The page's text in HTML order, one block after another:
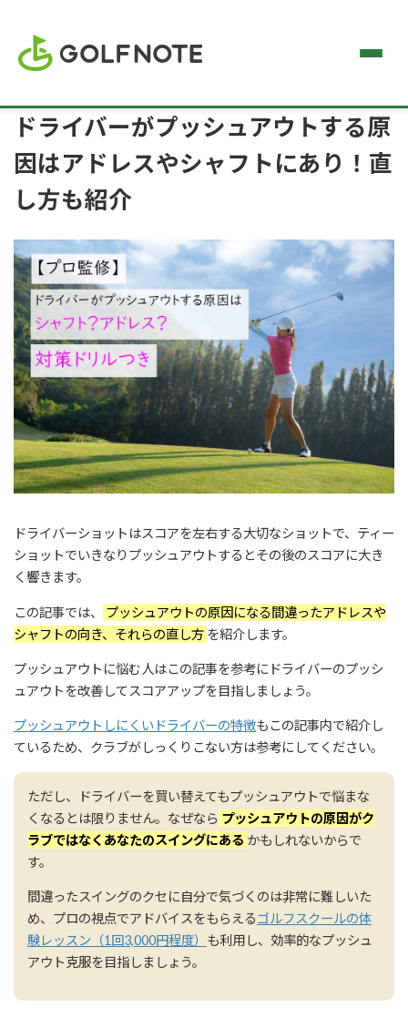
ドライバーがプッシュアウトする原
因はアドレスやシャフトにあり！直
し方も紹介
ドライバーショットはスコアを左右する大切なショットで、ティー
ショットでいきなりプッシュアウトするとその後のスコアに大き
く響きます。
この記事では、
プッシュアウトの原因になる間違ったアドレスや
シャフトの向き、それらの直し方 を紹介します。
プッシュアウトに悩む人はこの記事を参考にドライバーのプッシ
ュアウトを改善してスコアアップを目指しましょう。
プッシュアウトしにくいドライバーの特徴もこの記事内で紹介し
ているため、クラブがしっくりこない方は参考にしてください。
ただし、ドライバーを買い替えてもプッシュアウトで悩まな
くなるとは限りません。なぜなら プッシュアウトの原因がク
ラブではなくあなたのスイングにある かもしれないからで
す。
間違ったスイングのクセに自分で気づくのは非常に難しいた
め、プロの視点でアドバイスをもらえるゴルフスクールの体
験レッスン（1回3,000円程度） も利用し、効率的なプッシュ
アウト克服を目指しましょう。